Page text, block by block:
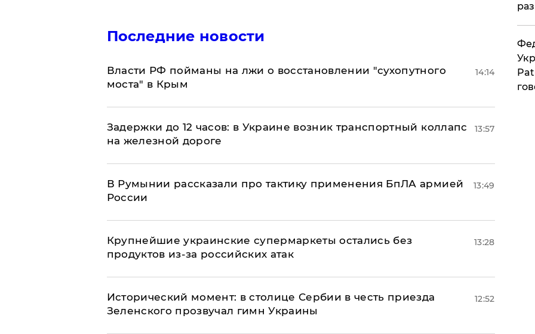
Последние новости
Власти РФ пойманы на лжи о восстановлении "сухопутного
моста" в Крым
14:14
Задержки до 12 часов: в Украине возник транспортный коллапс
на железной дороге
13:57
В Румынии рассказали про тактику применения БпЛА армией
России
13:49
Крупнейшие украинские супермаркеты остались без
продуктов из-за российских атак
13:28
Исторический момент: в столице Сербии в честь приезда
Зеленского прозвучал гимн Украины
12:52